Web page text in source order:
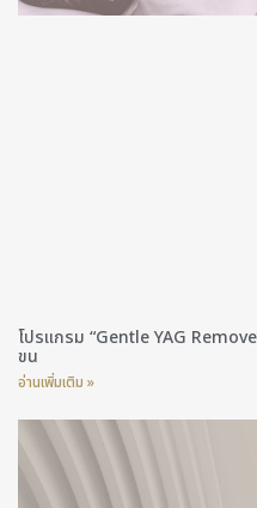
โปรแกรม “Gentle YAG
ขน
อ่านเพิ่มเติม »